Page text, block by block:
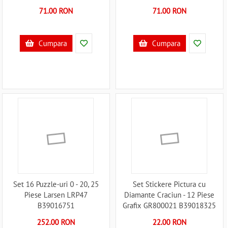
71.00 RON
Cumpara
71.00 RON
Cumpara
Set 16 Puzzle-uri 0 - 20, 25
Piese Larsen LRP47
B39016751
252.00 RON
Set Stickere Pictura cu
Diamante Craciun - 12 Piese
Grafix GR800021 B39018325
22.00 RON